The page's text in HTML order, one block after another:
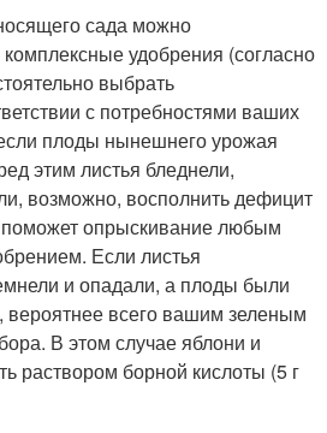
сада можно
удобрения (согласно
выбрать
с потребностями ваших
плоды нынешнего урожая
этим листья бледнели,
возможно, восполнить дефицит
опрыскивание любым
Если листья
и опадали, а плоды были
всего вашим зеленым
В этом случае яблони и
раствором борной кислоты (5 г